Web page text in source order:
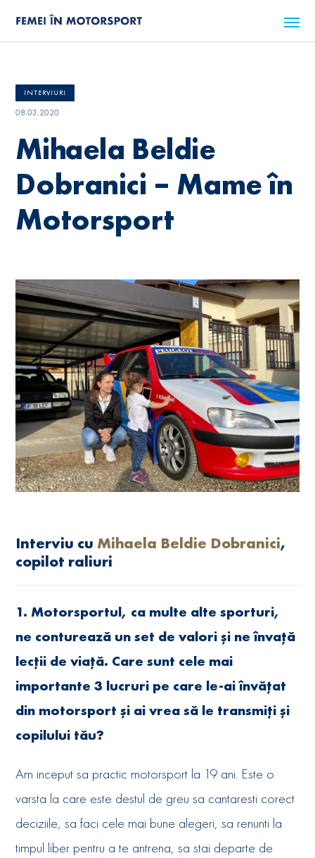
INTERVIURI
08.03.2020
Mihaela Beldie
Dobranici – Mame în
Motorsport
Interviu cu Mihaela Beldie Dobranici,
copilot raliuri
1. Motorsportul, ca multe alte sporturi,
ne conturează un set de valori și ne învață
lecții de viață. Care sunt cele mai
importante 3 lucruri pe care le-ai învățat
din motorsport și ai vrea să le transmiți și
copilului tău?
Am inceput sa practic motorsport la 19 ani. Este o
varsta la care este destul de greu sa cantaresti corect
deciziile, sa faci cele mai bune alegeri, sa renunti la
timpul liber pentru a te antrena, sa stai departe de